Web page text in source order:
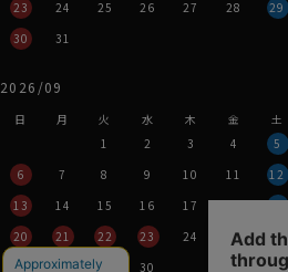
23
24 25 26 27 28
29
30
31
2026/09
日 月 火 水 木 金
土
1
2 3 4
5
6
7 8 9 10 11
12
13
14 15 16 17 18
19
20
21 22 23 24 25
26
27
28 29 30